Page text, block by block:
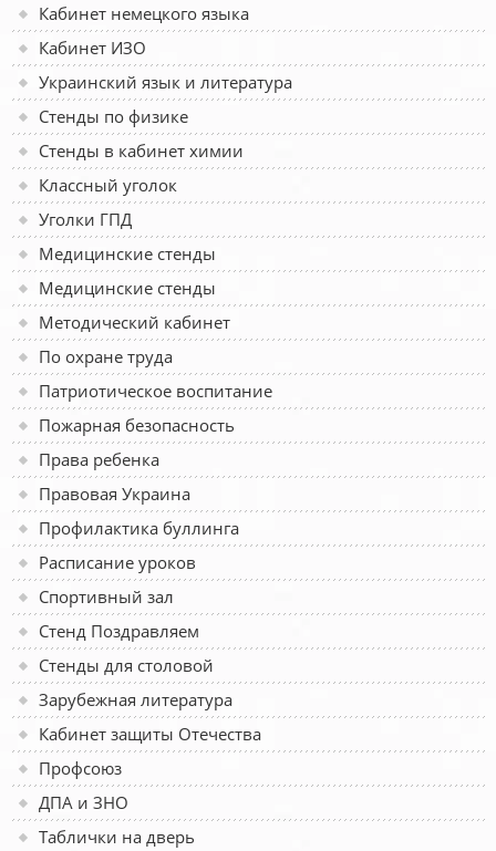
Кабинет немецкого языка
Кабинет ИЗО
Украинский язык и литература
Стенды по физике
Стенды в кабинет химии
Классный уголок
Уголки ГПД
Медицинские стенды
Медицинские стенды
Методический кабинет
По охране труда
Патриотическое воспитание
Пожарная безопасность
Права ребенка
Правовая Украина
Профилактика буллинга
Расписание уроков
Спортивный зал
Стенд Поздравляем
Стенды для столовой
Зарубежная литература
Кабинет защиты Отечества
Профсоюз
ДПА и ЗНО
Таблички на дверь